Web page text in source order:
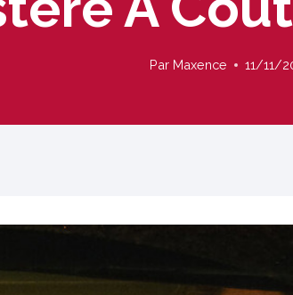
Par Maxence 11/11/